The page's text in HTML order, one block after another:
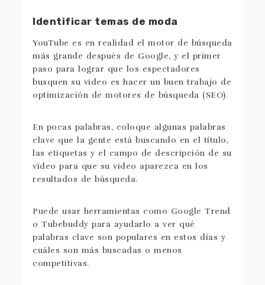
Identificar temas de moda
YouTube es en realidad el motor de búsqueda
más grande después de Google, y el primer
paso para lograr que los espectadores
busquen su video es hacer un buen trabajo de
optimización de motores de búsqueda (SEO).
En pocas palabras, coloque algunas palabras
clave que la gente está buscando en el título,
las etiquetas y el campo de descripción de su
video para que su video aparezca en los
resultados de búsqueda.
Puede usar herramientas como Google Trend
o Tubebuddy para ayudarlo a ver qué
palabras clave son populares en estos días y
cuáles son más buscadas o menos
competitivas.